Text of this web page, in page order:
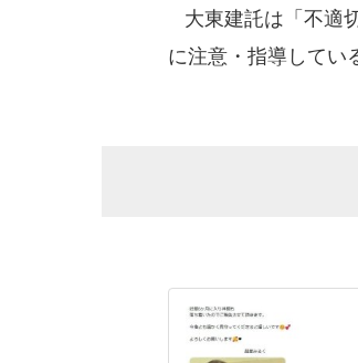
大東建託は「不適
に注意・指導してい